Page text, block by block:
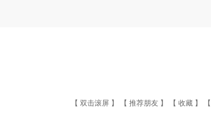
【 双击滚屏 】 【 推荐朋友 】 【 收藏 】 【